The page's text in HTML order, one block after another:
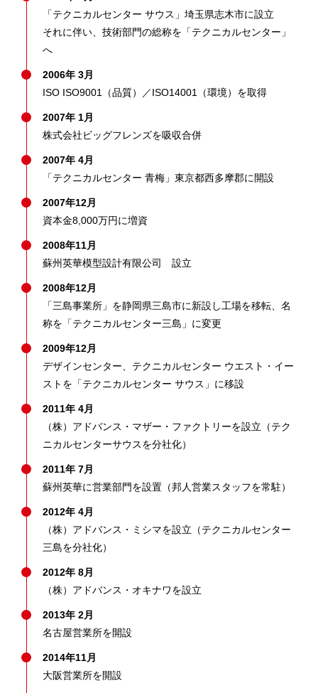
「テクニカルセンター サウス」埼玉県志木市に設立
それに伴い、技術部門の総称を「テクニカルセンター」
へ
2006年 3月
ISO ISO9001（品質）／ISO14001（環境）を取得
2007年 1月
株式会社ビッグフレンズを吸収合併
2007年 4月
「テクニカルセンター 青梅」東京都西多摩郡に開設
2007年12月
資本金8,000万円に増資
2008年11月
蘇州英華模型設計有限公司 設立
2008年12月
「三島事業所」を静岡県三島市に新設し工場を移転、名
称を「テクニカルセンター三島」に変更
2009年12月
デザインセンター、テクニカルセンター ウエスト・イー
ストを「テクニカルセンター サウス」に移設
2011年 4月
（株）アドバンス・マザー・ファクトリーを設立（テク
ニカルセンターサウスを分社化）
2011年 7月
蘇州英華に営業部門を設置（邦人営業スタッフを常駐）
2012年 4月
（株）アドバンス・ミシマを設立（テクニカルセンター
三島を分社化）
2012年 8月
（株）アドバンス・オキナワを設立
2013年 2月
名古屋営業所を開設
2014年11月
大阪営業所を開設